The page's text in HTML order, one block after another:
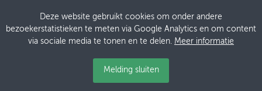
Deze website gebruikt cookies om onder andere
bezoekerstatistieken te meten via Google Analytics en om content
via sociale media te tonen en te delen. Meer informatie
Melding sluiten